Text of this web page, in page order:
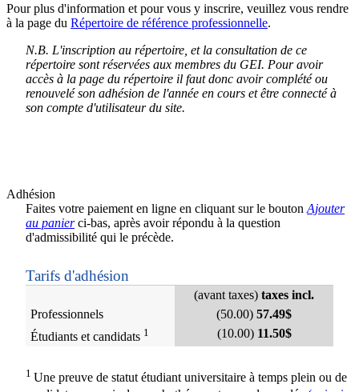
Pour plus d'information et pour vous y inscrire, veuillez vous rendre
à la page du Répertoire de référence professionnelle.
N.B. L'inscription au répertoire, et la consultation de ce
répertoire sont réservées aux membres du GEI. Pour avoir
accès à la page du répertoire il faut donc avoir complété ou
renouvelé son adhésion de l'année en cours et être connecté à
son compte d'utilisateur du site.
Adhésion
Faites votre paiement en ligne en cliquant sur le bouton Ajouter
au panierci-bas, après avoir répondu à la question
d'admissibilité qui le précède.
Tarifs d'adhésion
(avant taxes) taxes incl.
Professionnels
(50.00) 57.49$
Étudiants et candidats 1 (10.00) 11.50$
1 Une preuve de statut étudiant universitaire à temps plein ou de